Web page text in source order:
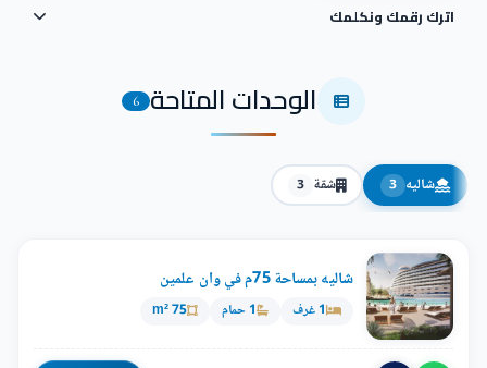
اترك رقمك ونكلمك
الوحدات المتاحة 6
شاليه 3 شقة 3
شاليه بمساحة 75م في وان علمين
1 غرف 1 حمام 75 m²